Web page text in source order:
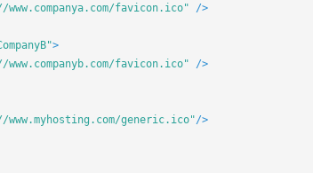
favicon.ico"
/>
>
favicon.ico"
/>
generic.ico"/>